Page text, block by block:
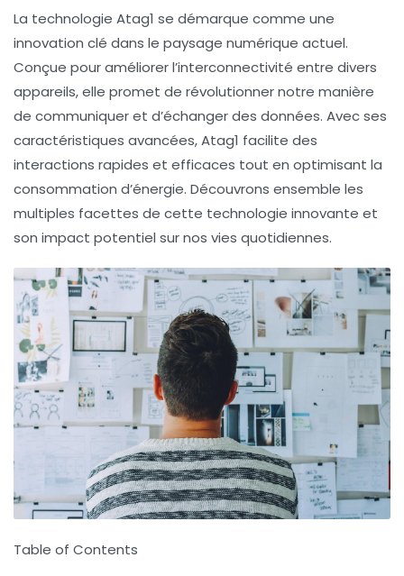
La technologie Atag1 se démarque comme une
innovation clé dans le paysage numérique actuel.
Conçue pour améliorer l’interconnectivité entre divers
appareils, elle promet de révolutionner notre manière
de communiquer et d’échanger des données. Avec ses
caractéristiques avancées, Atag1 facilite des
interactions rapides et efficaces tout en optimisant la
consommation d’énergie. Découvrons ensemble les
multiples facettes de cette technologie innovante et
son impact potentiel sur nos vies quotidiennes.
Table of Contents